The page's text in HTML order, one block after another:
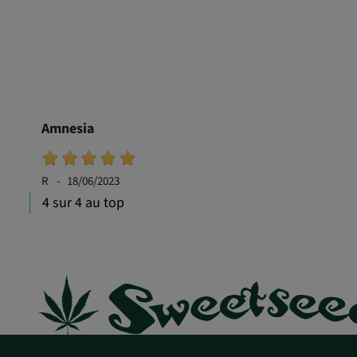
Amnesia
18/06/2023
R
4 sur 4 au top